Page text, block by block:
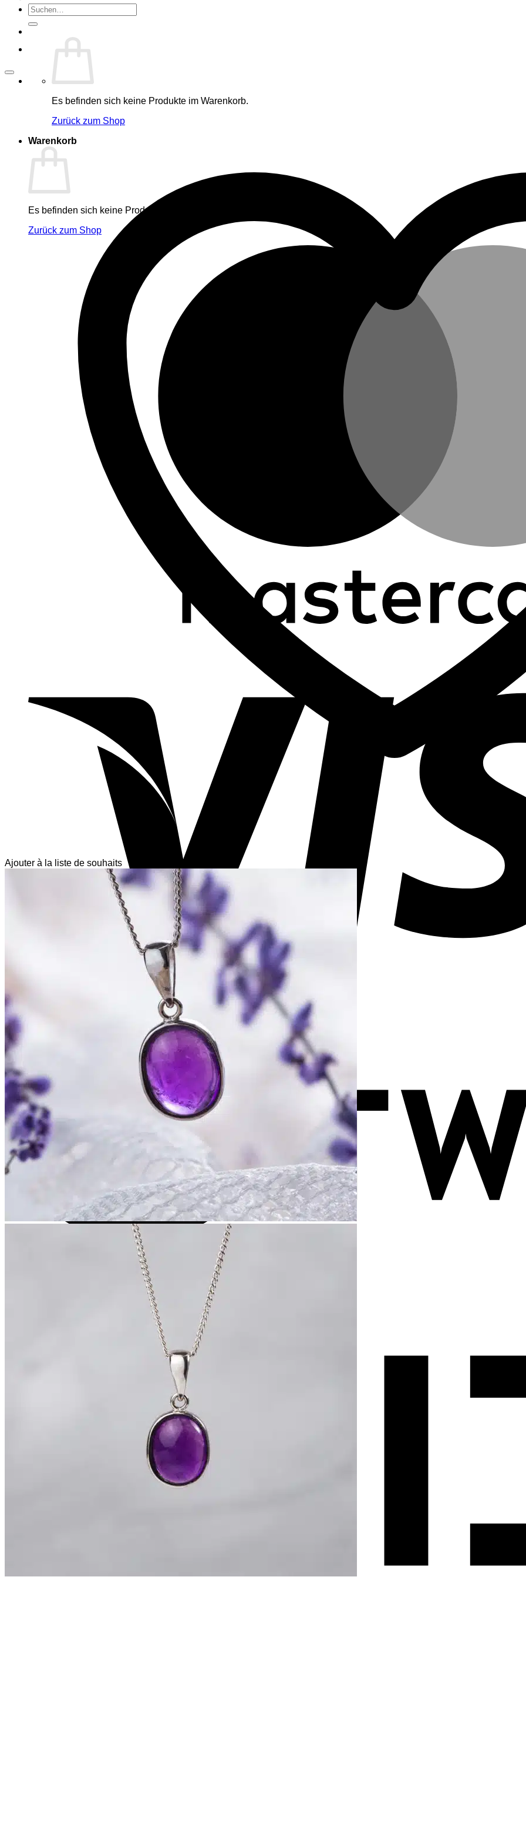
Suche
nach:
Es befinden sich keine Produkte im Warenkorb.
Zurück zum Shop
Warenkorb
Es befinden sich keine Produkte im Warenkorb.
Zurück zum Shop
Ajouter à la liste de souhaits